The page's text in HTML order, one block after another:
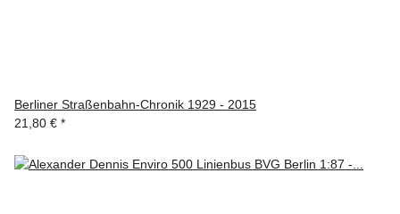
Berliner Straßenbahn-Chronik 1929 - 2015
21,80 € *